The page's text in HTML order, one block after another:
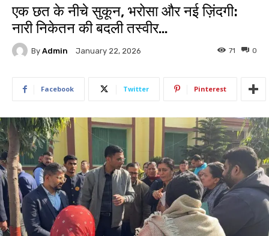
एक छत के नीचे सुकून, भरोसा और नई ज़िंदगी:
नारी निकेतन की बदली तस्वीर…
By Admin January 22, 2026 0
71
Facebook Twitter Pinterest